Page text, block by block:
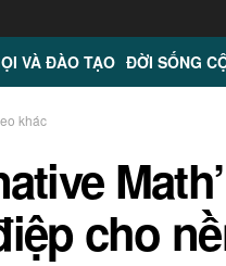
VÀ ĐÀO TẠO ĐỜI SỐNG
khác
cho